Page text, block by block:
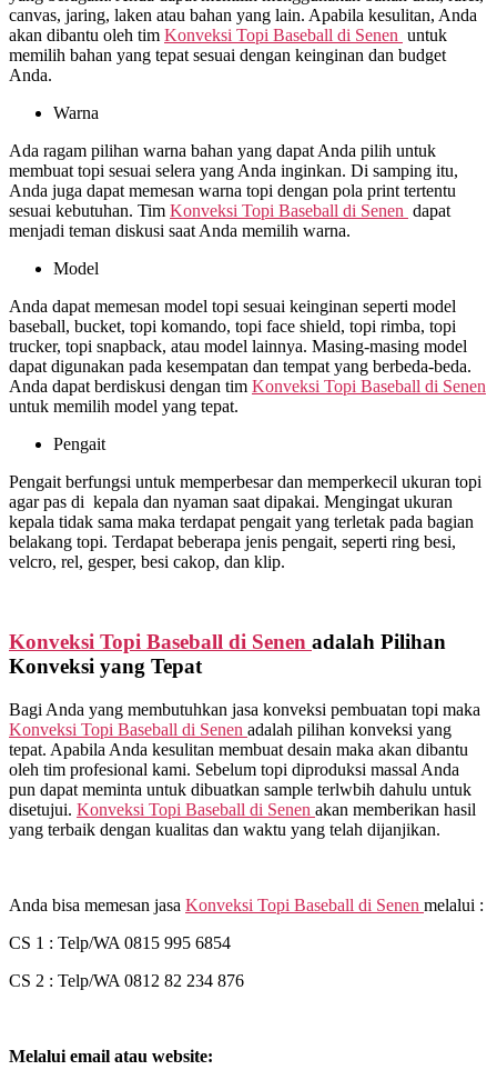
canvas, jaring, laken atau bahan yang lain. Apabila kesulitan, Anda
akan dibantu oleh tim Konveksi Topi Baseball di Senen untuk
memilih bahan yang tepat sesuai dengan keinginan dan budget
Anda.
Warna
Ada ragam pilihan warna bahan yang dapat Anda pilih untuk
membuat topi sesuai selera yang Anda inginkan. Di samping itu,
Anda juga dapat memesan warna topi dengan pola print tertentu
sesuai kebutuhan. Tim Konveksi Topi Baseball di Senen dapat
menjadi teman diskusi saat Anda memilih warna.
Model
Anda dapat memesan model topi sesuai keinginan seperti model
baseball, bucket, topi komando, topi face shield, topi rimba, topi
trucker, topi snapback, atau model lainnya. Masing-masing model
dapat digunakan pada kesempatan dan tempat yang berbeda-beda.
Anda dapat berdiskusi dengan tim Konveksi Topi Baseball di Senen
untuk memilih model yang tepat.
Pengait
Pengait berfungsi untuk memperbesar dan memperkecil ukuran topi
agar pas di kepala dan nyaman saat dipakai. Mengingat ukuran
kepala tidak sama maka terdapat pengait yang terletak pada bagian
belakang topi. Terdapat beberapa jenis pengait, seperti ring besi,
velcro, rel, gesper, besi cakop, dan klip.
Konveksi Topi Baseball di Senen adalah Pilihan
Konveksi yang Tepat
Bagi Anda yang membutuhkan jasa konveksi pembuatan topi maka
Konveksi Topi Baseball di Senen adalah pilihan konveksi yang
tepat. Apabila Anda kesulitan membuat desain maka akan dibantu
oleh tim profesional kami. Sebelum topi diproduksi massal Anda
pun dapat meminta untuk dibuatkan sample terlwbih dahulu untuk
disetujui. Konveksi Topi Baseball di Senen akan memberikan hasil
yang terbaik dengan kualitas dan waktu yang telah dijanjikan.
Anda bisa memesan jasa Konveksi Topi Baseball di Senen melalui :
CS 1 : Telp/WA 0815 995 6854
CS 2 : Telp/WA 0812 82 234 876
Melalui email atau website: